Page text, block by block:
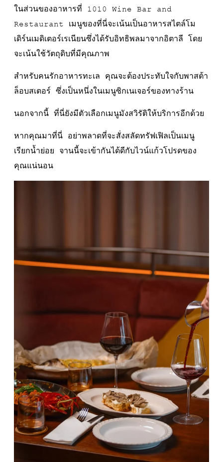
ในส่วนของอาหารที่ 1010 Wine Bar and
Restaurant เมนูของที่นี่จะเน้นเป็นอาหารสไตล์โม
เดิร์นเมดิเตอร์เรเนียนซึ่งได้รับอิทธิพลมาจากอิตาลี โดย
จะเน้นใช้วัตถุดิบที่มีคุณภาพ
สำหรับคนรักอาหารทะเล คุณจะต้องประทับใจกับพาสต้า
ล็อบสเตอร์ ซึ่งเป็นหนึ่งในเมนูซิกเนเจอร์ของทางร้าน
นอกจากนี้ ที่นี่ยังมีตัวเลือกเมนูมังสวิรัติให้บริการอีกด้วย
หากคุณมาที่นี่ อย่าพลาดที่จะสั่งสลัดทรัฟเฟิลเป็นเมนู
เรียกน้ำย่อย จานนี้จะเข้ากันได้ดีกับไวน์แก้วโปรดของ
คุณแน่นอน